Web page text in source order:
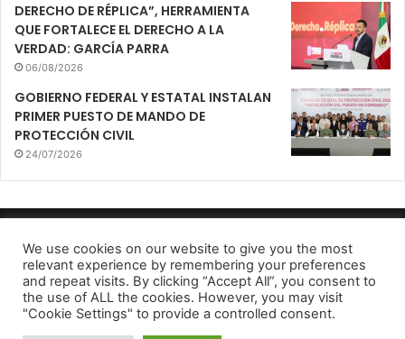
DERECHO DE RÉPLICA”, HERRAMIENTA
QUE FORTALECE EL DERECHO A LA
VERDAD: GARCÍA PARRA
06/08/2026
GOBIERNO FEDERAL Y ESTATAL INSTALAN
PRIMER PUESTO DE MANDO DE
PROTECCIÓN CIVIL
24/07/2026
Mirador Urbano 2022
Aviso de Privacidad
Facebook
TwitterTelegram
We use cookies on our website to give you the most
relevant experience by remembering your preferences
and repeat visits. By clicking “Accept All”, you consent to
the use of ALL the cookies. However, you may visit
"Cookie Settings" to provide a controlled consent.